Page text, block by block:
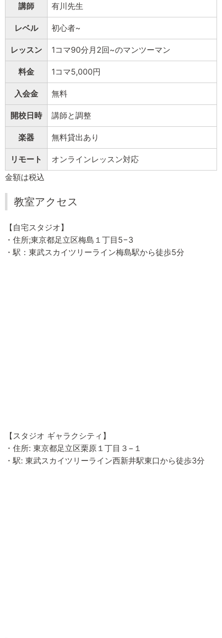
講師 有川先生
レベル 初心者~
レッスン 1コマ90分月2回~のマンツーマン
料金 1コマ5,000円
入会金 無料
開校日時 講師と調整
楽器 無料貸出あり
リモート
オンラインレッスン対応
金額は税込
教室アクセス
【自宅スタジオ】
・住所;東京都足立区梅島１丁目5−3
・駅：東武スカイツリーライン梅島駅から徒歩5分
【スタジオ ギャラクシティ】
・住所: 東京都足立区栗原１丁目３−１
​・駅: 東武スカイツリーライン西新井駅東口から徒歩3分